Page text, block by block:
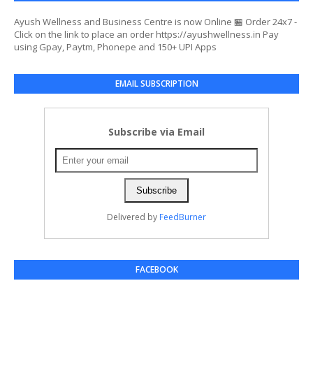
Ayush Wellness and Business Centre is now Online 🏪 Order 24x7 -
Click on the link to place an order https://ayushwellness.in Pay
using Gpay, Paytm, Phonepe and 150+ UPI Apps
EMAIL SUBSCRIPTION
Subscribe via Email
Delivered by FeedBurner
FACEBOOK